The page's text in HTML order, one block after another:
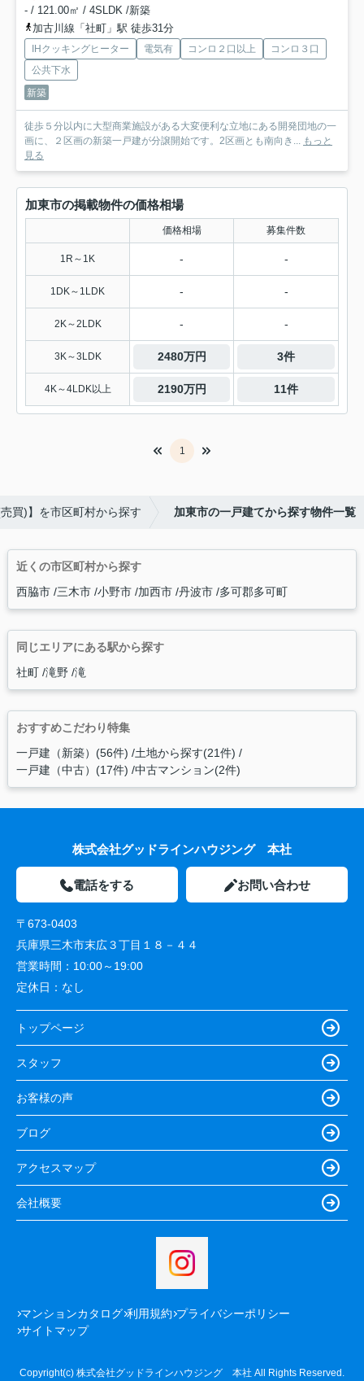
- / 121.00㎡ / 4SLDK /新築
加古川線「社町」駅 徒歩31分
IHクッキングヒーター 電気有 コンロ２口以上
コンロ３口
公共下水
新築
徒歩５分以内に大型商業施設がある大変便利な立地にある開発団地の一
画に、２区画の新築一戸建が分譲開始です。2区画とも南向き... もっと
見る
加東市の掲載物件の価格相場
価格相場 募集件数
1R～1K - -
1DK～1LDK - -
2K～2LDK - -
3K～3LDK 2480万円 3件
4K～4LDK以上 2190万円 11件
1
買)】を市区町村から探す 加東市の一戸建てから探す物件一覧
近くの市区町村から探す
西脇市 三木市 小野市 加西市 丹波市 多可郡多可町
同じエリアにある駅から探す
社町 滝野 滝
おすすめこだわり特集
一戸建（新築）(56件) 土地から探す(21件)
一戸建（中古）(17件) 中古マンション(2件)
株式会社グッドラインハウジング 本社
電話をする お問い合わせ
〒673-0403
兵庫県三木市末広３丁目１８－４４
営業時間： 10:00～19:00
定休日： なし
トップページ
スタッフ
お客様の声
ブログ
アクセスマップ
会社概要
マンションカタログ 利用規約 プライバシーポリシー
サイトマップ
Copyright(c) 株式会社グッドラインハウジング 本社 All Rights Reserved.